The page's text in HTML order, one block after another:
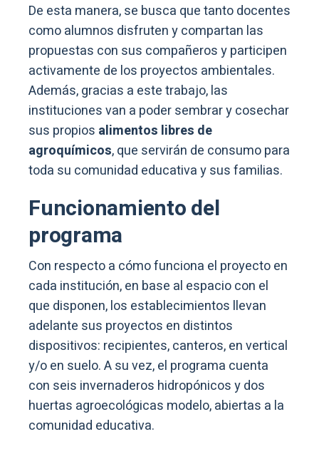
De esta manera, se busca que tanto docentes
como alumnos disfruten y compartan las
propuestas con sus compañeros y participen
activamente de los proyectos ambientales.
Además, gracias a este trabajo, las
instituciones van a poder sembrar y cosechar
sus propios alimentos libres de
agroquímicos, que servirán de consumo para
toda su comunidad educativa y sus familias.
Funcionamiento del
programa
Con respecto a cómo funciona el proyecto en
cada institución, en base al espacio con el
que disponen, los establecimientos llevan
adelante sus proyectos en distintos
dispositivos: recipientes, canteros, en vertical
y/o en suelo. A su vez, el programa cuenta
con seis invernaderos hidropónicos y dos
huertas agroecológicas modelo, abiertas a la
comunidad educativa.